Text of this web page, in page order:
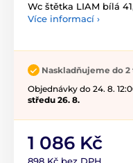
Wc štětka LIAM bílá
Více informací ›
Naskladňujeme do 2
Objednávky do 24. 8.
středu 26. 8.
1 086 Kč